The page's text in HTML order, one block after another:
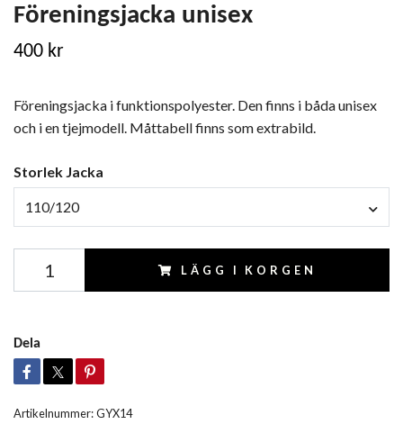
Föreningsjacka unisex
400 kr
Föreningsjacka i funktionspolyester. Den finns i båda unisex
och i en tjejmodell. Måttabell finns som extrabild.
Storlek Jacka
110/120
LÄGG I KORGEN
Dela
Artikelnummer:GYX14